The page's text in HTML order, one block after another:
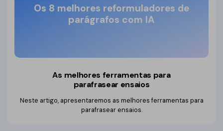
Os 8 melhores reformuladores de
parágrafos com IA
As melhores ferramentas para
parafrasear ensaios
Neste artigo, apresentaremos as melhores ferramentas para
parafrasear ensaios.